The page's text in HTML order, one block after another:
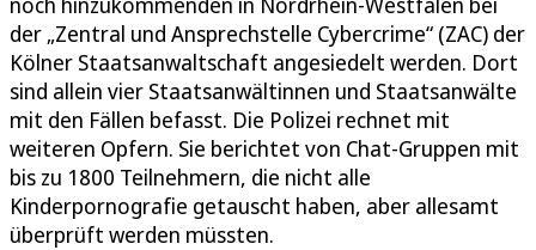
der „Zentral und Ansprechstelle Cybercrime“ (ZAC) der
Kölner Staatsanwaltschaft angesiedelt werden. Dort
sind allein vier Staatsanwältinnen und Staatsanwälte
mit den Fällen befasst. Die Polizei rechnet mit
weiteren Opfern. Sie berichtet von Chat-Gruppen mit
bis zu 1800 Teilnehmern, die nicht alle
Kinderpornografie getauscht haben, aber allesamt
überprüft werden müssten.